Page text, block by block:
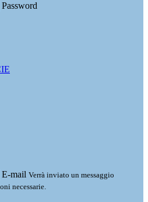
Password
E-mail Verrà inviato un messaggio
necessarie.